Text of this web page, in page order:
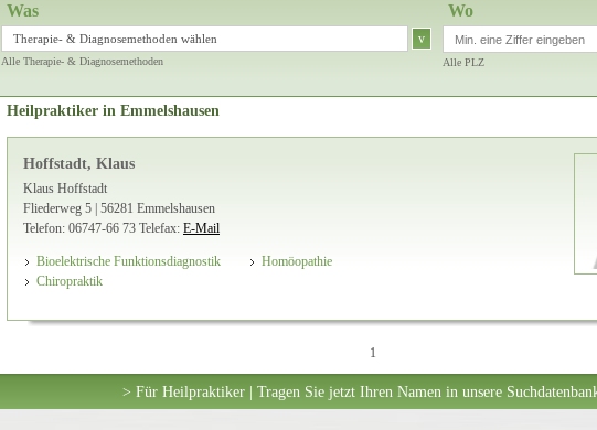
Was
Therapie- & Diagnosemethoden wählen v
Alle Therapie- & Diagnosemethoden
Wo
Alle PLZ
Heilpraktiker in Emmelshausen
Hoffstadt, Klaus
Klaus Hoffstadt
Fliederweg 5 | 56281 Emmelshausen
Telefon: 06747-66 73 Telefax: E-Mail
Bioelektrische Funktionsdiagnostik
Chiropraktik
Homöopathie
1
> Für Heilpraktiker | Tragen Sie jetzt Ihren Namen in unsere